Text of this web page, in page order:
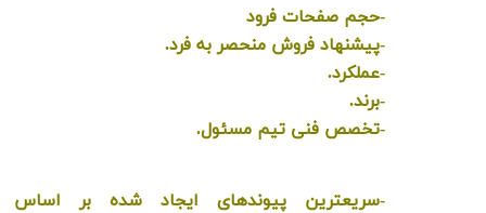
-حجم صفحات فرود
-پیشنهاد فروش منحصر به فرد.
-عملکرد.
-برند.
-تخصص فنی تیم مسئول.
-سریعترین پیوندهای ایجاد شده بر اساس